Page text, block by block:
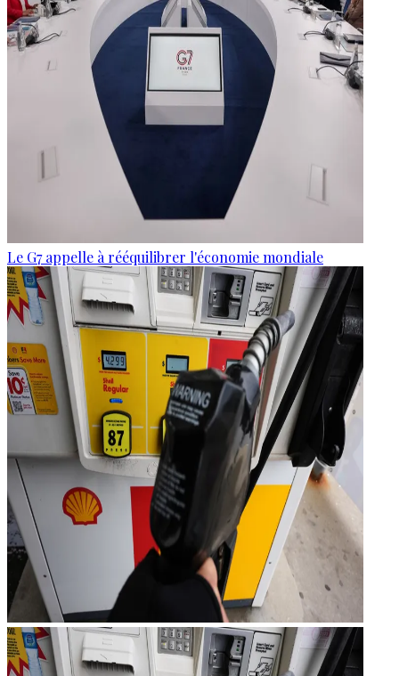
Le G7 appelle à rééquilibrer l'économie mondiale